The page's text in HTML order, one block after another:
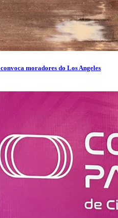
moradores do Los Angeles